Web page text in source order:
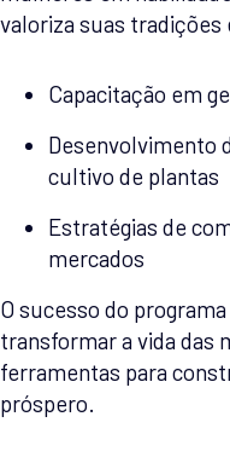
valoriza suas tradições
Capacitação em
Desenvolvimento
cultivo de plantas
Estratégias de
mercados
O sucesso do
transformar a vida das
ferramentas para
próspero.